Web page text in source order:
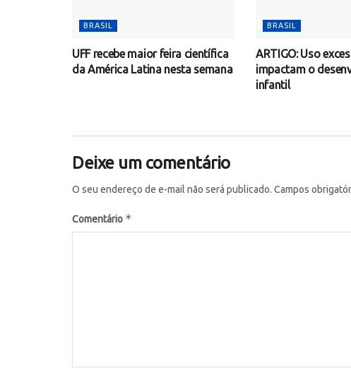
BRASIL
UFF recebe maior feira científica
da América Latina nesta semana
BRASIL
ARTIGO: Uso
impactam o
infantil
Deixe um comentário
O seu endereço de e-mail não será publicado. Campos
Comentário *